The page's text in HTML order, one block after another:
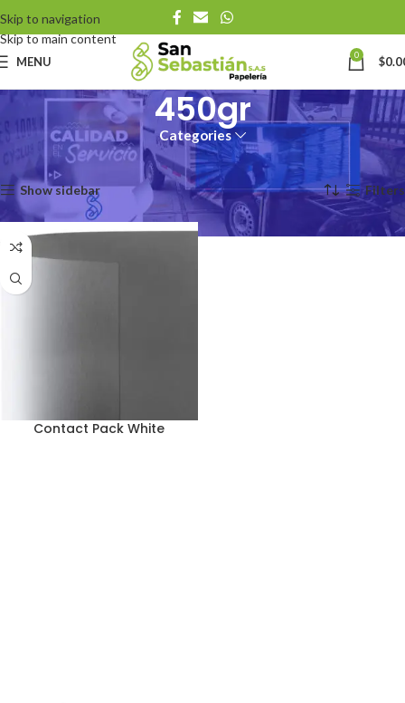
Skip to navigation
Skip to main content
MENU 0 $
450gr
Categories
Productos Cartulina Gramaje 450grMostrando el único resultado
Show sidebar Filters
Contact Pack White